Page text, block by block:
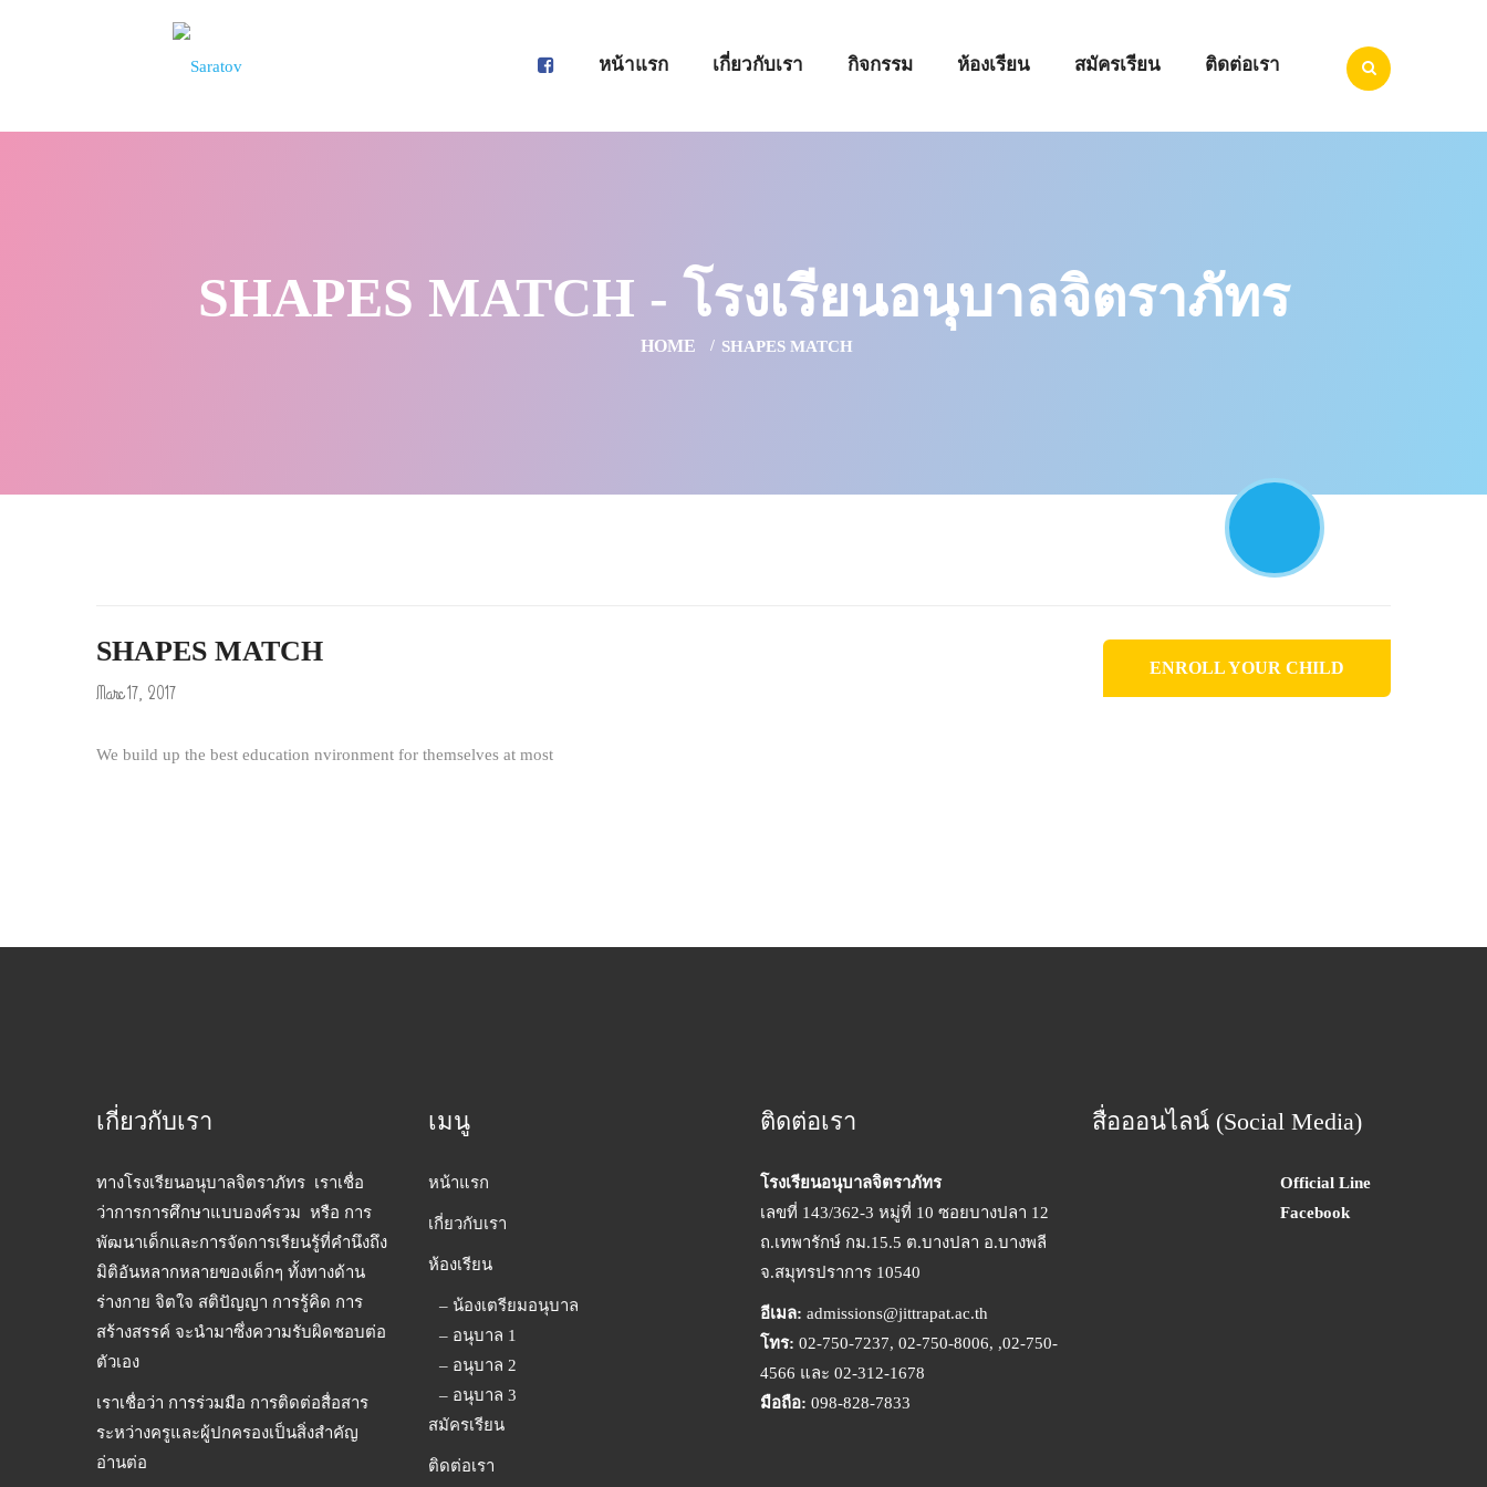
หน้าแรก เกี่ยวกับเรา กิจกรรม ห้องเรียน สมัครเรียน ติดต่อเรา
SHAPES MATCH - โรงเรียนอนุบาลจิตราภัทร
HOME SHAPES MATCH
SHAPES MATCH
Marc 17, 2017
ENROLL YOUR CHILD
We build up the best education nvironment for themselves at most
เกี่ยวกับเรา
ทางโรงเรียนอนุบาลจิตราภัทร เราเชื่อ
ว่าการการศึกษาแบบองค์รวม หรือ การ
พัฒนาเด็กและการจัดการเรียนรู้ที่คำนึงถึง
มิติอันหลากหลายของเด็กๆ ทั้งทางด้าน
ร่างกาย จิตใจ สติปัญญา การรู้คิด การ
สร้างสรรค์ จะนำมาซึ่งความรับผิดชอบต่อ
ตัวเอง
เราเชื่อว่า การร่วมมือ การติดต่อสื่อสาร
ระหว่างครูและผู้ปกครองเป็นสิ่งสำคัญ
อ่านต่อ
เมนู
หน้าแรก
เกี่ยวกับเรา
ห้องเรียน
– น้องเตรียมอนุบาล
– อนุบาล 1
– อนุบาล 2
– อนุบาล 3
สมัครเรียน
ติดต่อเรา
ติดต่อเรา
โรงเรียนอนุบาลจิตราภัทร
เลขที่ 143/362-3 หมู่ที่ 10 ซอยบางปลา 12
ถ.เทพารักษ์ กม.15.5 ต.บางปลา อ.บางพลี
จ.สมุทรปราการ 10540
อีเมล: admissions@jittrapat.ac.th
โทร: 02-750-7237, 02-750-8006, ,02-750-
4566 และ 02-312-1678
มือถือ: 098-828-7833
สื่อออนไลน์ (Social Media)
Official Line
Facebook